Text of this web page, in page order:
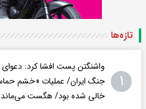
تازه‌ها
۱
واشنگتن پست افشا کرد:
جنگ ایران/ عملیات «خشم
خالی شده بود/ هگست می‌ماند